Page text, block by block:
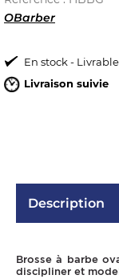
OBarber
En stock -
Livraison suivie
Description
Brosse à barbe
discipliner et